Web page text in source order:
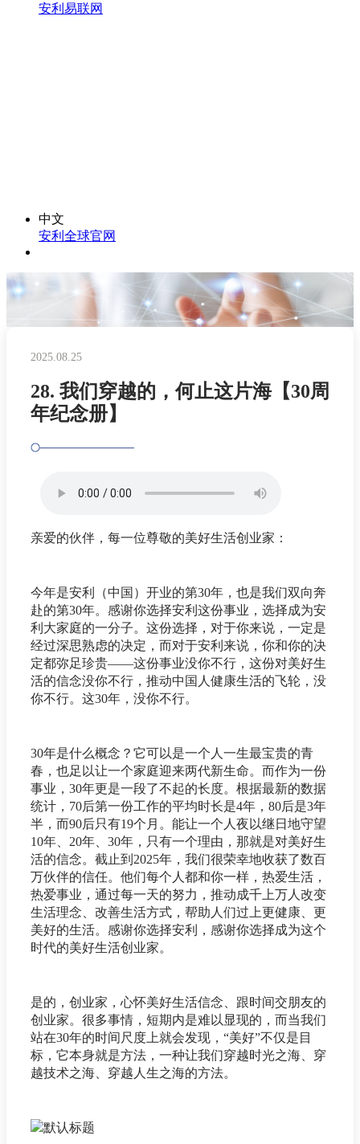
安利易联网
中文
安利全球官网
2025.08.25
28. 我们穿越的，何止这片海【30周
年纪念册】
亲爱的伙伴，每一位尊敬的美好生活创业家：
今年是安利（中国）开业的第30年，也是我们双向奔
赴的第30年。感谢你选择安利这份事业，选择成为安
利大家庭的一分子。这份选择，对于你来说，一定是
经过深思熟虑的决定，而对于安利来说，你和你的决
定都弥足珍贵——这份事业没你不行，这份对美好生
活的信念没你不行，推动中国人健康生活的飞轮，没
你不行。这30年，没你不行。
30年是什么概念？它可以是一个人一生最宝贵的青
春，也足以让一个家庭迎来两代新生命。而作为一份
事业，30年更是一段了不起的长度。根据最新的数据
统计，70后第一份工作的平均时长是4年，80后是3年
半，而90后只有19个月。能让一个人夜以继日地守望
10年、20年、30年，只有一个理由，那就是对美好生
活的信念。截止到2025年，我们很荣幸地收获了数百
万伙伴的信任。他们每个人都和你一样，热爱生活，
热爱事业，通过每一天的努力，推动成千上万人改变
生活理念、改善生活方式，帮助人们过上更健康、更
美好的生活。感谢你选择安利，感谢你选择成为这个
时代的美好生活创业家。
是的，创业家，心怀美好生活信念、跟时间交朋友的
创业家。很多事情，短期内是难以显现的，而当我们
站在30年的时间尺度上就会发现，“美好”不仅是目
标，它本身就是方法，一种让我们穿越时光之海、穿
越技术之海、穿越人生之海的方法。